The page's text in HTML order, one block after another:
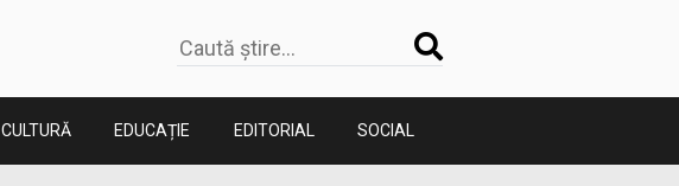
CULTURĂ EDUCAȚIE EDITORIAL SOCIAL